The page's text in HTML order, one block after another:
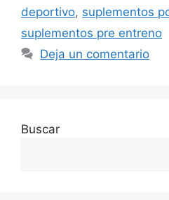
deportivo, suplementos
suplementos pre entreno
Deja un comentario
Buscar